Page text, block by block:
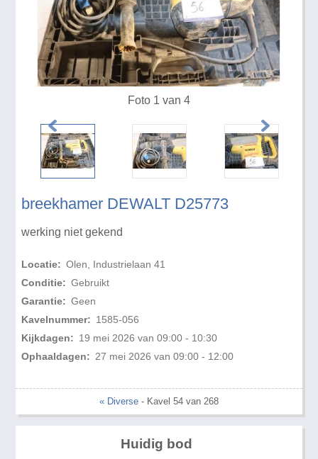
breekhamer DEWALT D25773
werking niet gekend
Locatie: Olen, Industrielaan 41
Conditie: Gebruikt
Garantie: Geen
Kavelnummer: 1585-056
Kijkdagen: 19 mei 2026 van 09:00 - 10:30
Ophaaldagen: 27 mei 2026 van 09:00 - 12:00
Foto 1 van 4
« Diverse - Kavel 54 van 268
Huidig bod